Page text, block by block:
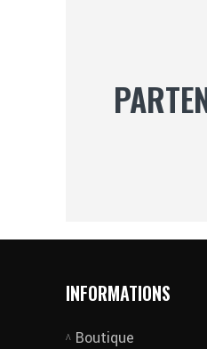
INFORMATIONS
Boutique